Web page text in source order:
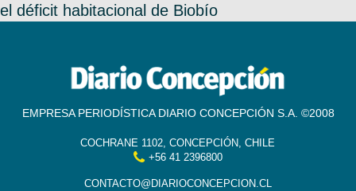
el déficit habitacional de Biobío
EMPRESA PERIODÍSTICA DIARIO CONCEPCIÓN S.A. ©2008
COCHRANE 1102, CONCEPCIÓN, CHILE
+56 41 2396800
CONTACTO@DIARIOCONCEPCION.CL